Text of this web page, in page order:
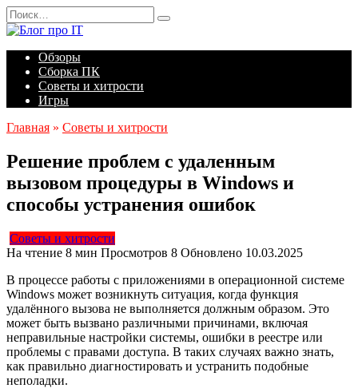
Перейти
к
содержанию
Search
for:
Обзоры
Сборка ПК
Советы и хитрости
Игры
Главная » Советы и хитрости
Решение проблем с удаленным
вызовом процедуры в Windows и
способы устранения ошибок
Советы и хитрости
На чтение 8 мин Просмотров 8 Обновлено 10.03.2025
В процессе работы с приложениями в операционной системе
Windows может возникнуть ситуация, когда функция
удалённого вызова не выполняется должным образом. Это
может быть вызвано различными причинами, включая
неправильные настройки системы, ошибки в реестре или
проблемы с правами доступа. В таких случаях важно знать,
как правильно диагностировать и устранить подобные
неполадки.